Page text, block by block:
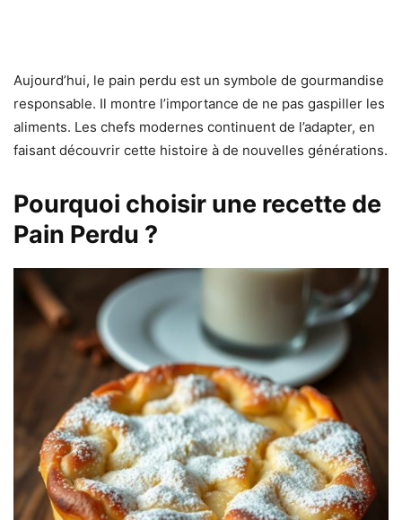
Aujourd’hui, le pain perdu est un symbole de gourmandise
responsable. Il montre l’importance de ne pas gaspiller les
aliments. Les chefs modernes continuent de l’adapter, en
faisant découvrir cette histoire à de nouvelles générations.
Pourquoi choisir une recette de
Pain Perdu ?